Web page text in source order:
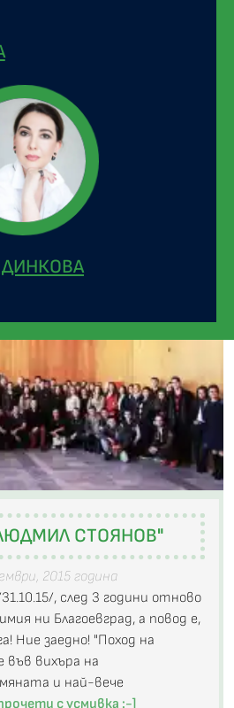
СТОЯНОВ"
2015 година
, след 3 години отново
ни Благоевград, а повод е,
Ние заедно! "Поход на
във вихъра на
и най-вече
с усмивка :-]